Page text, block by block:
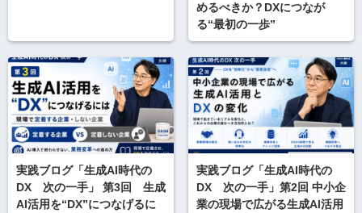
めるべきか？DXにつなが
る“最初の一歩”
実践ブログ「生成AI時代の
DX 次の一手」 第3回 生成
AI活用を“DX”につなげるに
実践ブログ「生成AI時代の
DX 次の一手」第2回 中小企
業の現場で広がる生成AI活用